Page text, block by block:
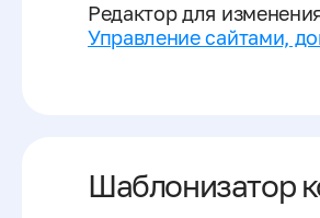
Редактор для
Управление сайтами,
Шаблонизатор